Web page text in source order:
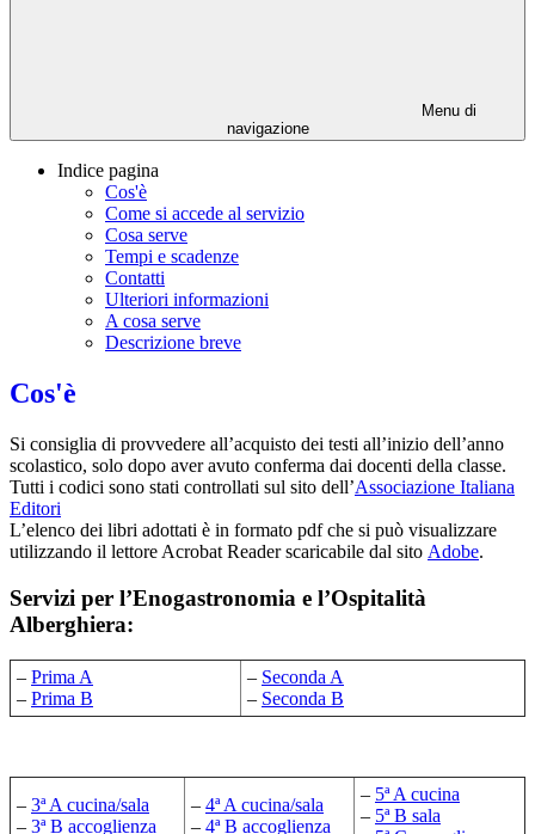
Menu di
navigazione
Indice pagina
Cos'è
Come si accede al servizio
Cosa serve
Tempi e scadenze
Contatti
Ulteriori informazioni
A cosa serve
Descrizione breve
Cos'è
Si consiglia di provvedere all’acquisto dei testi all’inizio dell’anno
scolastico, solo dopo aver avuto conferma dai docenti della classe.
Tutti i codici sono stati controllati sul sito dell’Associazione Italiana
Editori
L’elenco dei libri adottati è in formato pdf che si può visualizzare
utilizzando il lettore Acrobat Reader scaricabile dal sito Adobe.
Servizi per l’Enogastronomia e l’Ospitalità
Alberghiera:
– Prima A
– Prima B
– Seconda A
– Seconda B
– 3ª A cucina/sala
– 3ª B accoglienza
– 4ª A cucina/sala
– 4ª B accoglienza
– 5ª A cucina
– 5ª B sala